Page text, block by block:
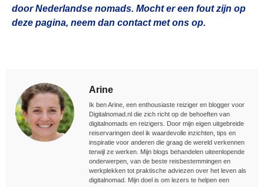
door Nederlandse nomads. Mocht er een fout zijn op
deze pagina, neem dan contact met ons op.
Arine
Ik ben Arine, een enthousiaste reiziger en blogger voor
Digitalnomad.nl die zich richt op de behoeften van
digitalnomads en reizigers. Door mijn eigen uitgebreide
reiservaringen deel ik waardevolle inzichten, tips en
inspiratie voor anderen die graag de wereld verkennen
terwijl ze werken. Mijn blogs behandelen uiteenlopende
onderwerpen, van de beste reisbestemmingen en
werkplekken tot praktische adviezen over het leven als
digitalnomad. Mijn doel is om lezers te helpen een